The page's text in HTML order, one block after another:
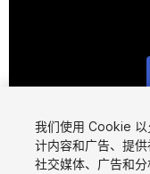
我们使用 Cookie 以
计内容和广告、提
社交媒体、广告和